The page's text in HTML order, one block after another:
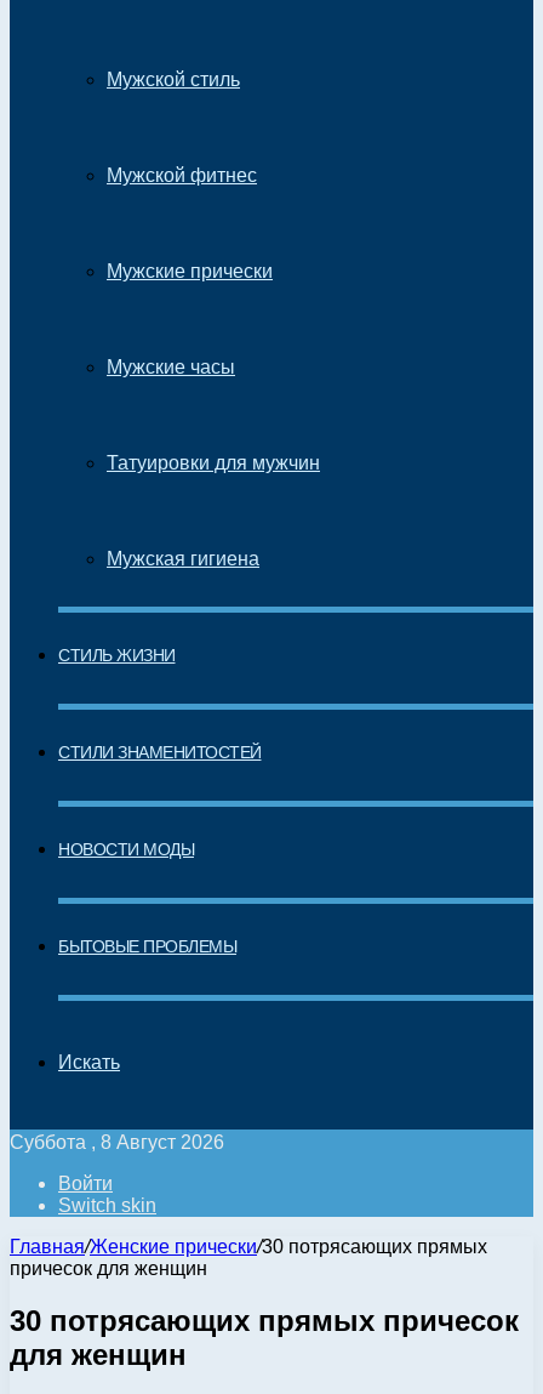
Мужской стиль
Мужской фитнес
Мужские прически
Мужские часы
Татуировки для мужчин
Мужская гигиена
СТИЛЬ ЖИЗНИ
СТИЛИ ЗНАМЕНИТОСТЕЙ
НОВОСТИ МОДЫ
БЫТОВЫЕ ПРОБЛЕМЫ
Искать
Суббота , 8 Август 2026
Войти
Switch skin
Главная/Женские прически/30 потрясающих прямых
причесок для женщин
30 потрясающих прямых причесок
для женщин